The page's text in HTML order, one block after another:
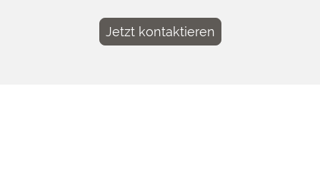
Jetzt kontaktieren